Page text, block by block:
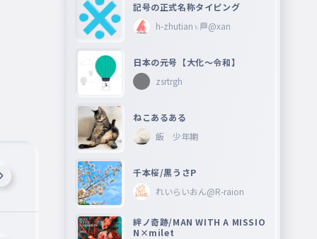
記号の正式名称タイピング
h-zhutian♄🏁@xan
日本の元号【大化〜令和】
zsrtrgh
ねこあるある
飯 少年期
千本桜/黒うさP
れいらいおん@R-raion
絆ノ奇跡/MAN WITH A MISSIO
N×milet